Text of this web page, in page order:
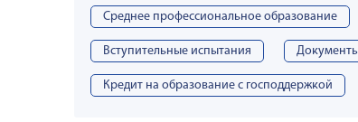
Среднее профессиональное образование
Вступительные испытания
Кредит на образование с господдержкой